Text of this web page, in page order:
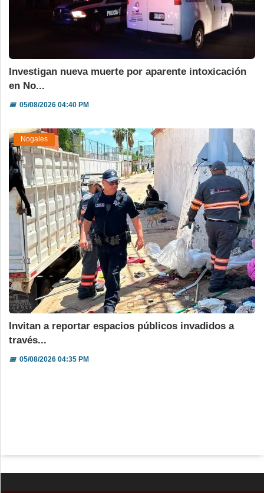
Investigan nueva muerte por aparente intoxicación
en No...
📅05/08/2026 04:40 PM
Nogales
Invitan a reportar espacios públicos invadidos a
través...
📅05/08/2026 04:35 PM